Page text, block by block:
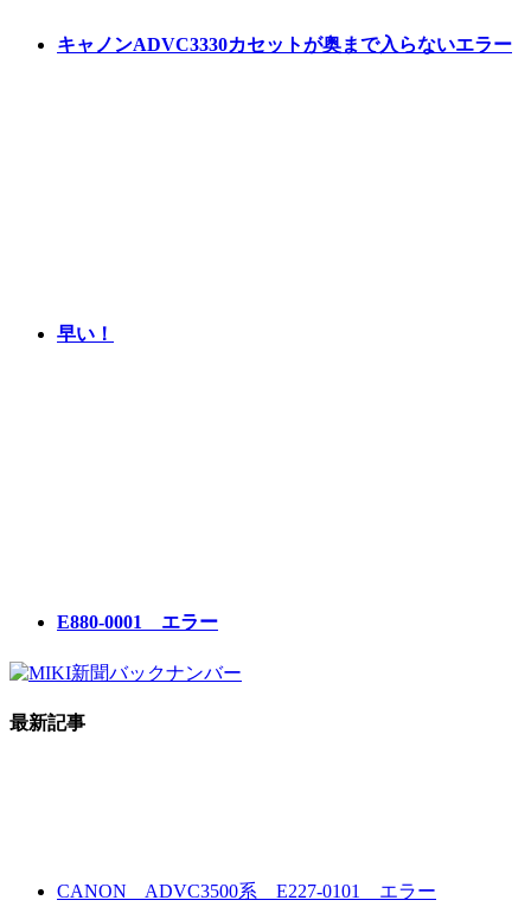
キャノンADVC3330カセットが奥まで入らないエラー
早い！
E880-0001 エラー
最新記事
CANON ADVC3500系 E227-0101 エラー